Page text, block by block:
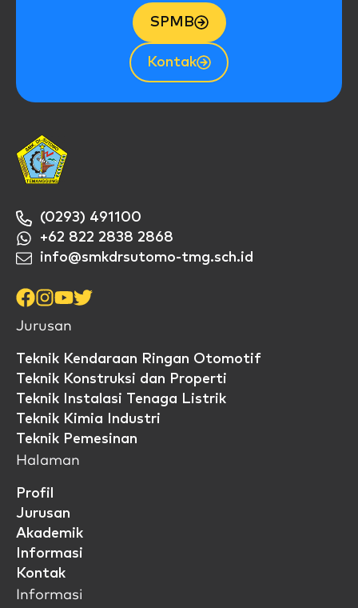
SPMB
Kontak
(0293) 491100
+62 822 2838 2868
info@smkdrsutomo-tmg.sch.id
Halaman
Profil
Jurusan
Akademik
Informasi
Kontak
Informasi
Jurusan
Teknik Kendaraan Ringan Otomotif
Teknik Konstruksi dan Properti
Teknik Instalasi Tenaga Listrik
Teknik Kimia Industri
Teknik Pemesinan